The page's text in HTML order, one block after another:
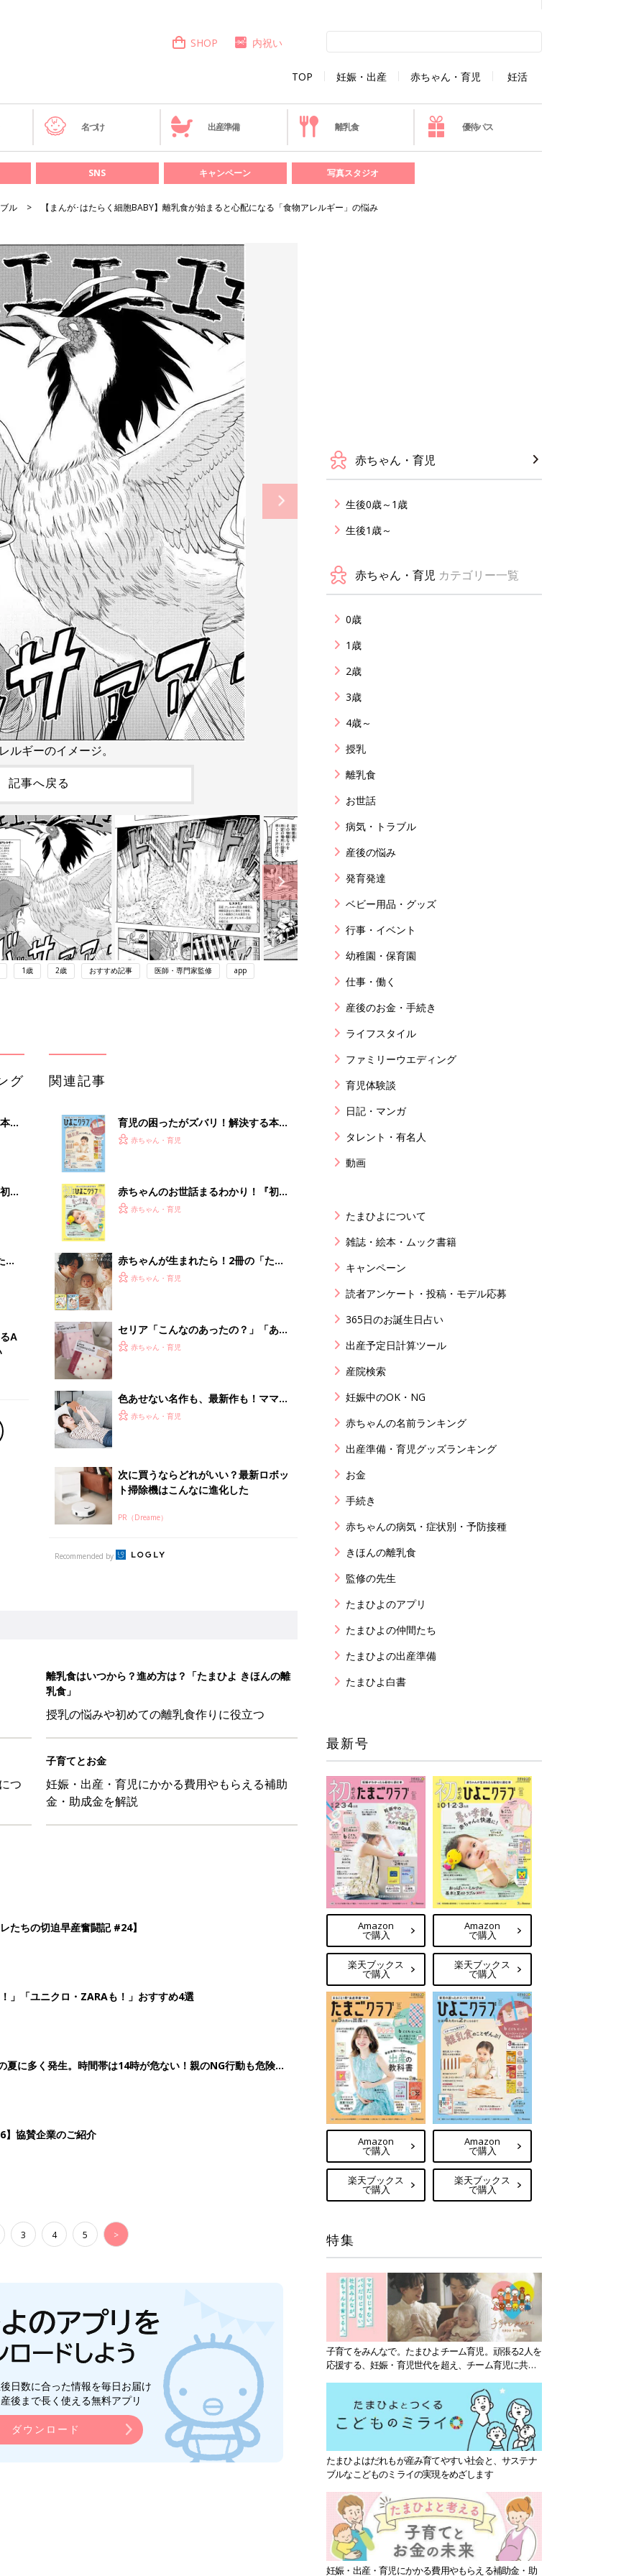
TOP 妊娠・出産 赤ちゃん・育児 妊活
SHOP 内祝い
名づけ 出産準備 離乳食 優待パス
SNS キャンペーン 写真スタジオ
ル 【まんが･はたらく細胞BABY】離乳食が始まると心配になる「食物アレルギー」の悩み
ルギーのイメージ。
記事へ戻る
1歳 2歳 おすすめ記事 医師・専門家監修 app
グ
め
ま
A
関連記事
育児の困ったがズバリ！解決する本
『ひよこクラブ 秋号』 4カ月～2才
赤ちゃん・育児
赤ちゃんのお世話まるわかり！『初め
てのひよこクラブ 夏号』〈巻頭大特
赤ちゃん・育児
赤ちゃんが生まれたら！2冊の「たま
ひよ」
赤ちゃん・育児
セリア「こんなのあったの？」「あの
お悩みを解決」今欲しい！入園・進級
赤ちゃん・育児
色あせない名作も、最新作も！ママと
漫画のつきあい方
赤ちゃん・育児
次に買うならどれがいい？最新ロボッ
ト掃除機はこんなに進化した
PR（Dreame）
Recommended by
離乳食はいつから？進め方は？「たまひよ きほんの離
乳食」
授乳の悩みや初めての離乳食作りに役立つ
つ
子育てとお金
妊娠・出産・育児にかかる費用やもらえる補助
金・助成金を解説
たちの切迫早産奮闘記 #24】
」「ユニクロ・ZARAも！」おすすめ4選
夏に多く発生。時間帯は14時が危ない！親のNG行動も危険を
】協賛企業のご紹介
3 4 5 >
日数に合った情報を毎日お届け
後まで長く使える無料アプリ
ダウンロード
赤ちゃん・育児
生後0歳～1歳
生後1歳～
赤ちゃん・育児 カテゴリー一覧
0歳
1歳
2歳
3歳
4歳～
授乳
離乳食
お世話
病気・トラブル
産後の悩み
発育発達
ベビー用品・グッズ
行事・イベント
幼稚園・保育園
仕事・働く
産後のお金・手続き
ライフスタイル
ファミリーウエディング
育児体験談
日記・マンガ
タレント・有名人
動画
たまひよについて
雑誌・絵本・ムック書籍
キャンペーン
読者アンケート・投稿・モデル応募
365日のお誕生日占い
出産予定日計算ツール
産院検索
妊娠中のOK・NG
赤ちゃんの名前ランキング
出産準備・育児グッズランキング
お金
手続き
赤ちゃんの病気・症状別・予防接種
きほんの離乳食
監修の先生
たまひよのアプリ
たまひよの仲間たち
たまひよの出産準備
たまひよ白書
最新号
Amazon
で購入
楽天ブックス
で購入
Amazon
で購入
楽天ブックス
で購入
Amazon
で購入
楽天ブックス
で購入
Amazon
で購入
楽天ブックス
で購入
特集
子育てをみんなで。たまひよチーム育児。頑張る2人を
応援する、妊娠・育児世代を超え、チーム育児に共感
たまひよはだれもが産み育てやすい社会と、サステナ
ブルなこどものミライの実現をめざします
妊娠・出産・育児にかかる費用やもらえる補助金・助